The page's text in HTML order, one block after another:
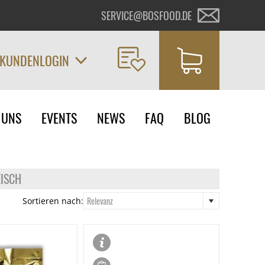
SERVICE@BOSFOOD.DE
KUNDENLOGIN
EVENTS NEWS FAQ BLOG
Sortieren nach: Relevanz